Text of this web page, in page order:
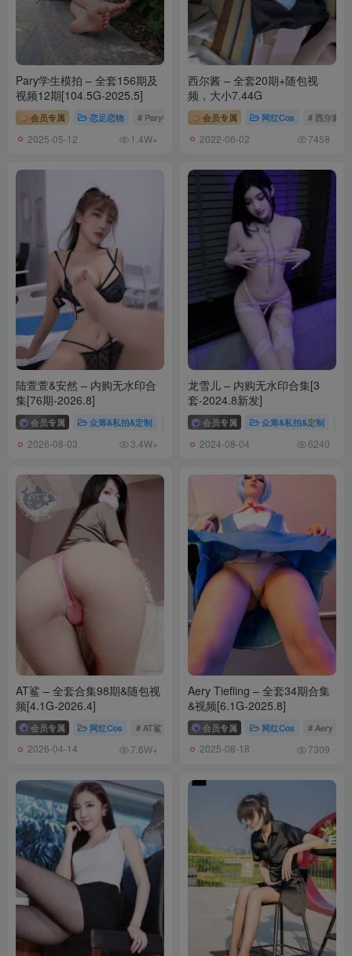
Pary学生模拍 – 全套156期及
视频12期[104.5G-2025.5]
会员专属 恋足恋物 # Pary学生模拍
2025-05-12 1.4W+
西尔酱 – 全套20期+随包视
频，大小7.44G
会员专属 网红Cos # 西尔酱
2022-06-02 7458
陆萱萱&安然 – 内购无水印合
集[76期-2026.8]
会员专属 众筹&私拍&定制 # 陆萱萱
2026-08-03 3.4W+
龙雪儿 – 内购无水印合集[3
套-2024.8新发]
会员专属 众筹&私拍&定制
2024-08-04 6240
AT鲨 – 全套合集98期&随包视
频[4.1G-2026.4]
会员专属 网红Cos # AT鲨
2026-04-14 7.6W+
Aery Tiefling – 全套34期合集
&视频[6.1G-2025.8]
会员专属 网红Cos # Aery
2025-08-18 7309